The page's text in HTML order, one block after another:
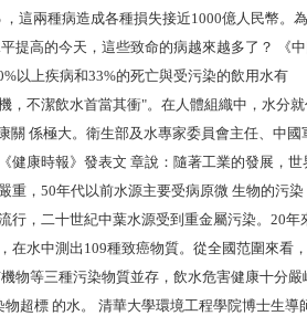
這兩種病造成各種損失接近1000億人民幣。
提高的今天，這些致命的病越來越多了？ 《
以上疾病和33%的死亡與受污染的飲用水有
，不潔飲水首當其衝"。在人體組織中，水分
關 係極大。衛生部及水專家委員會主任、中國
健康時報》發表文 章說：隨著工業的發展，世
重，50年代以前水源主要受病原微 生物的污染
行，二十世紀中葉水源受到重金屬污染。20年
在水中測出109種致癌物質。從全國范圍來看
物等三種污染物質並存，飲水危害健康十分嚴
超標 的水。 清華大學環境工程學院博士生導